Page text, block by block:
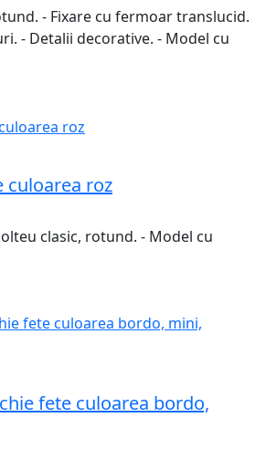
- Fixare cu fermoar translucid.
- Detalii decorative. - Model cu
culoarea roz
clasic, rotund. - Model cu
fete culoarea bordo,